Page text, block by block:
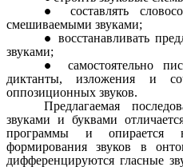
составлять
смешиваемыми звуками;
восстанавливать
звуками;
самостоятельно
диктанты, изложения и
оппозиционных звуков.
Предлагаемая
звуками и буквами
программы и опирается
формирования звуков в
дифференцируются гласные